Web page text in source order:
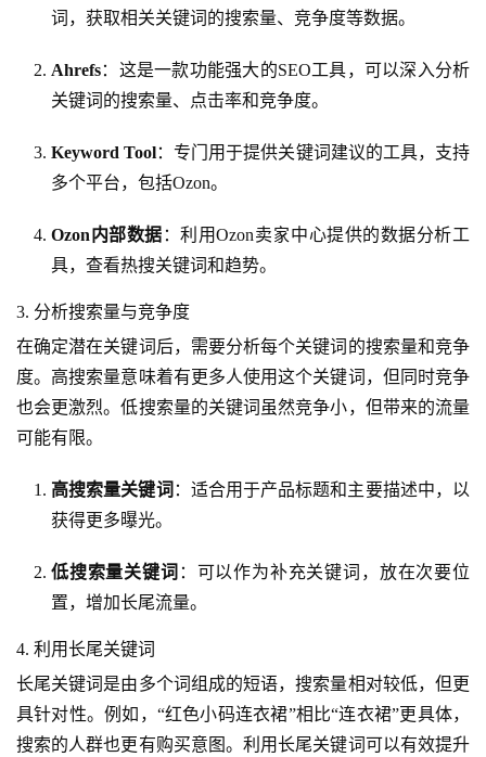
词，获取相关关键词的搜索量、竞争度等数据。
Ahrefs：这是一款功能强大的SEO工具，可以深入分析
关键词的搜索量、点击率和竞争度。
Keyword Tool：专门用于提供关键词建议的工具，支持
多个平台，包括Ozon。
Ozon内部数据 ：利用Ozon卖家中心提供的数据分析工
具，查看热搜关键词和趋势。
3. 分析搜索量与竞争度
在确定潜在关键词后，需要分析每个关键词的搜索量和竞争
度。高搜索量意味着有更多人使用这个关键词，但同时竞争
也会更激烈。低搜索量的关键词虽然竞争小，但带来的流量
可能有限。
高搜索量关键词 ：适合用于产品标题和主要描述中，以
获得更多曝光。
低搜索量关键词 ：可以作为补充关键词，放在次要位
置，增加长尾流量。
4. 利用长尾关键词
长尾关键词是由多个词组成的短语，搜索量相对较低，但更
具针对性。例如，“红色小码连衣裙”相比“连衣裙”更具体，
搜索的人群也更有购买意图。利用长尾关键词可以有效提升